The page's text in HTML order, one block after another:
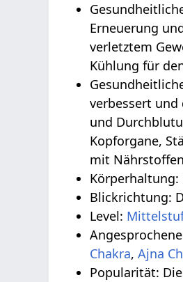
Gesundheitliche
Erneuerung
verletztem
Kühlung für
verbessert
und
Kopforgane,
mit
Körperhaltung:
Blickrichtung:
Level:
Angesprochene
Chakra,Ajna
Popularität: